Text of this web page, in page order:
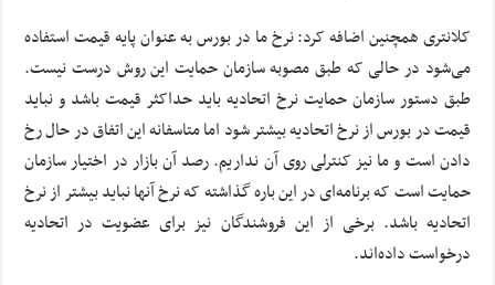
کلانتری همچنین اضافه کرد: نرخ ما در بورس به عنوان پایه قیمت استفاده
می‌شود در حالی که طبق مصوبه سازمان حمایت این روش درست نیست.
طبق دستور سازمان حمایت نرخ اتحادیه باید حداکثر قیمت باشد و نباید
قیمت در بورس از نرخ اتحادیه بیشتر شود اما متاسفانه این اتفاق در حال رخ
دادن است و ما نیز کنترلی روی آن نداریم. رصد آن بازار در اختیار سازمان
حمایت است که برنامه‌ای در این باره گذاشته که نرخ آنها نباید بیشتر از نرخ
اتحادیه باشد. برخی از این فروشندگان نیز برای عضویت در اتحادیه
درخواست داده‌اند.